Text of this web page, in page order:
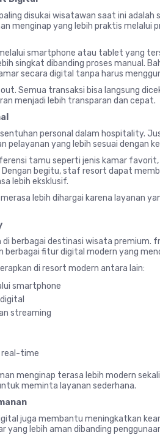
disukai wisatawan saat ini
menginap yang lebih praktis melalui
smartphone atau tablet yang
singkat dibanding proses manual.
secara digital tanpa harus
Semua transaksi bisa langsung
menjadi lebih transparan dan cepat.
personal dalam hospitality.
yang lebih sesuai dengan
tamu seperti jenis kamar favorit,
begitu, staf resort dapat
lebih eksklusif.
lebih dihargai karena layanan
berbagai destinasi wisata premium.
berbagai fitur digital modern yang
di resort modern antara lain:
smartphone
streaming
real-time
menginap terasa lebih modern
meminta layanan sederhana.
juga membantu meningkatkan
yang lebih aman dibanding